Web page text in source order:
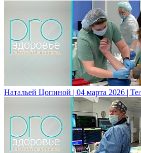
Натальей Цопиной | 04 марта 2026 |